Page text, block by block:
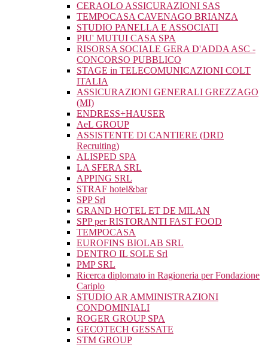
CERAOLO ASSICURAZIONI SAS
TEMPOCASA CAVENAGO BRIANZA
STUDIO PANELLA E ASSOCIATI
PIU' MUTUI CASA SPA
RISORSA SOCIALE GERA D'ADDA ASC -
CONCORSO PUBBLICO
STAGE in TELECOMUNICAZIONI COLT
ITALIA
ASSICURAZIONI GENERALI GREZZAGO
(MI)
ENDRESS+HAUSER
AeL GROUP
ASSISTENTE DI CANTIERE (DRD
Recruiting)
ALISPED SPA
LA SFERA SRL
APPING SRL
STRAF hotel&bar
SPP Srl
GRAND HOTEL ET DE MILAN
SPP per RISTORANTI FAST FOOD
TEMPOCASA
EUROFINS BIOLAB SRL
DENTRO IL SOLE Srl
PMP SRL
Ricerca diplomato in Ragioneria per Fondazione
Cariplo
STUDIO AR AMMINISTRAZIONI
CONDOMINIALI
ROGER GROUP SPA
GECOTECH GESSATE
STM GROUP